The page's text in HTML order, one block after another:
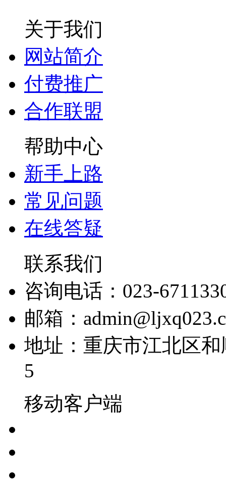
关于我们
网站简介
付费推广
合作联盟
帮助中心
新手上路
常见问题
在线答疑
联系我们
咨询电话：023-
邮箱：
地址：重庆市江北区
5
移动客户端